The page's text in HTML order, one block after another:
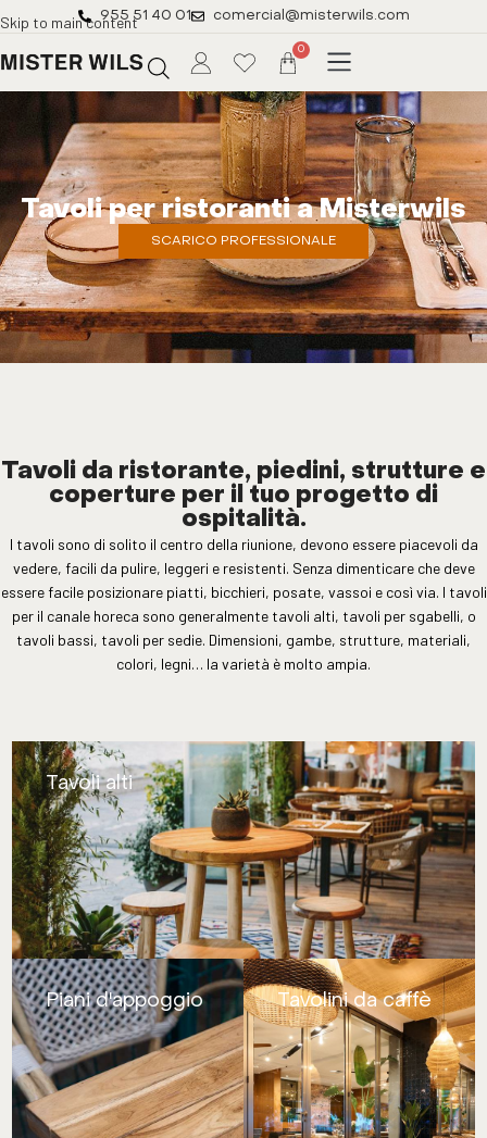
Skip to main content955 51 40 01 comercial@misterwils.com
0
Tavoli per ristoranti a Misterwils
SCARICO PROFESSIONALE
Tavoli da ristorante, piedini, strutture e
coperture per il tuo progetto di
ospitalità.
I tavoli sono di solito il centro della riunione, devono essere piacevoli da
vedere, facili da pulire, leggeri e resistenti. Senza dimenticare che deve
essere facile posizionare piatti, bicchieri, posate, vassoi e così via. I tavoli
per il canale horeca sono generalmente tavoli alti, tavoli per sgabelli, o
tavoli bassi, tavoli per sedie. Dimensioni, gambe, strutture, materiali,
colori, legni… la varietà è molto ampia.
Tavoli alti
Piani d'appoggio Tavolini da caffè